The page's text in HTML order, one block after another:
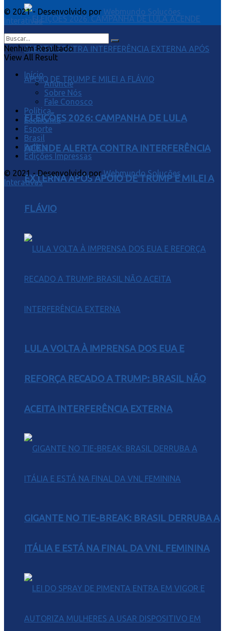
ELEIÇÕES 2026: CAMPANHA DE LULA
ACENDE ALERTA CONTRA INTERFERÊNCIA
EXTERNA APÓS APOIO DE TRUMP E MILEI A
FLÁVIO
LULA VOLTA À IMPRENSA DOS EUA E
REFORÇA RECADO A TRUMP: BRASIL NÃO
ACEITA INTERFERÊNCIA EXTERNA
GIGANTE NO TIE-BREAK: BRASIL DERRUBA A
ITÁLIA E ESTÁ NA FINAL DA VNL FEMININA
© 2021 - Desenvolvido por Webmundo Soluções
Interativas
Nenhum Resultado
View All Result
Início
Anuncie
Sobre Nós
Fale Conosco
Política
Economia
Esporte
Brasil
Polícia
Edições Impressas
© 2021 - Desenvolvido porWebmundo Soluções
Interativas